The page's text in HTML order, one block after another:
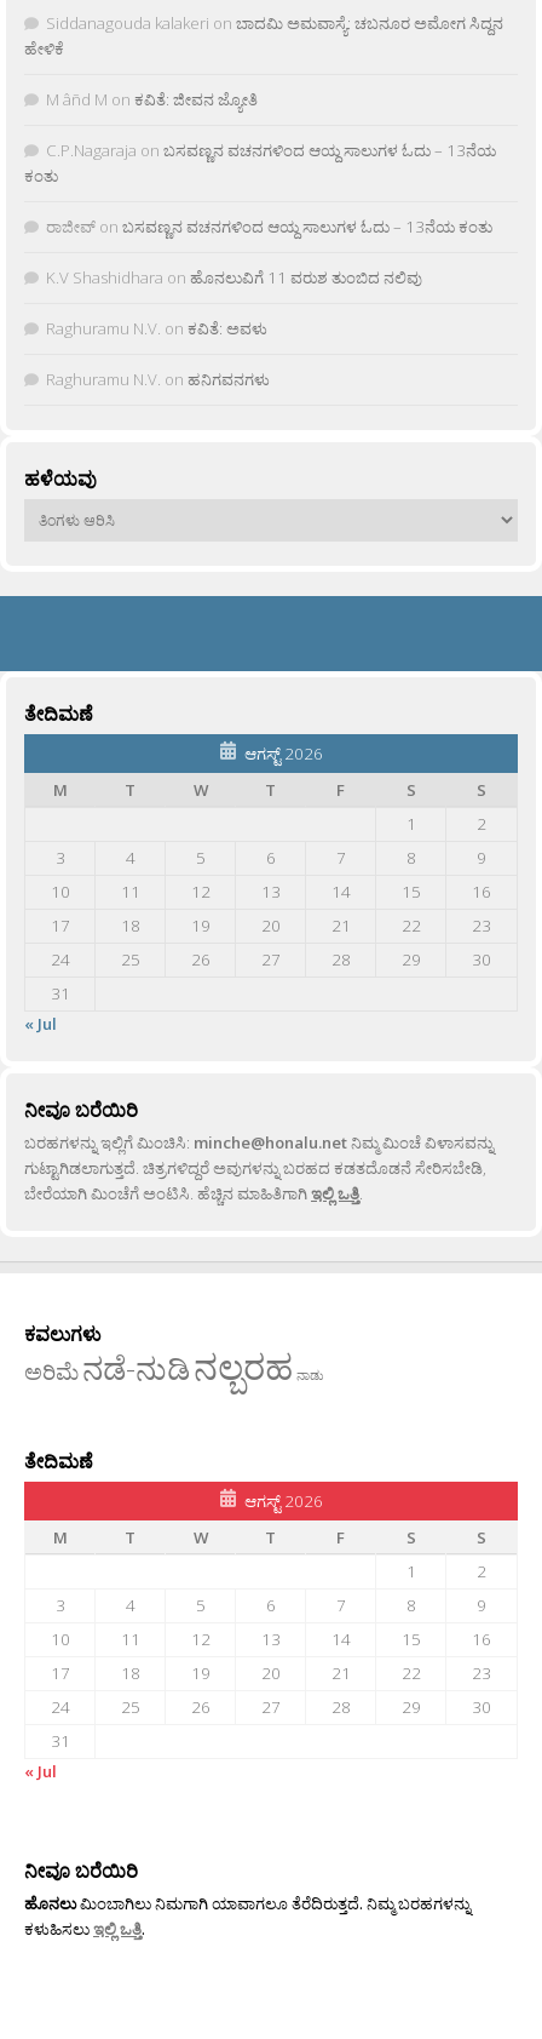
Siddanagouda kalakeri on ಬಾದಮಿ ಅಮವಾಸ್ಯೆ: ಚಬನೂರ ಅಮೋಗ ಸಿದ್ದನ
ಹೇಳಿಕೆ
M âñd M on ಕವಿತೆ: ಜೀವನ ಜ್ಯೋತಿ
C.P.Nagaraja on ಬಸವಣ್ಣನ ವಚನಗಳಿಂದ ಆಯ್ದ ಸಾಲುಗಳ ಓದು – 13ನೆಯ
ಕಂತು
ರಾಜೀವ್ on ಬಸವಣ್ಣನ ವಚನಗಳಿಂದ ಆಯ್ದ ಸಾಲುಗಳ ಓದು – 13ನೆಯ ಕಂತು
K.V Shashidhara on ಹೊನಲುವಿಗೆ 11 ವರುಶ ತುಂಬಿದ ನಲಿವು
Raghuramu N.V. on ಕವಿತೆ: ಅವಳು
Raghuramu N.V. on ಹನಿಗವನಗಳು
ಹಳೆಯವು
ಹಳೆಯವು
ತೇದಿಮಣೆ
ಆಗಸ್ಟ್ 2026
M
T W T F S
S
1
2
3
4 5 6 7 8
9
10
11 12 13 14 15
16
17
18 19 20 21 22
23
24
25 26 27 28 29
30
31
« Jul
ನೀವೂ ಬರೆಯಿರಿ
ಬರಹಗಳನ್ನು ಇಲ್ಲಿಗೆ ಮಿಂಚಿಸಿ: minche@honalu.netನಿಮ್ಮ ಮಿಂಚೆ ವಿಳಾಸವನ್ನು
ಗುಟ್ಟಾಗಿಡಲಾಗುತ್ತದೆ. ಚಿತ್ರಗಳಿದ್ದರೆ ಅವುಗಳನ್ನು ಬರಹದ ಕಡತದೊಡನೆ ಸೇರಿಸಬೇಡಿ,
ಬೇರೆಯಾಗಿ ಮಿಂಚೆಗೆ ಅಂಟಿಸಿ. ಹೆಚ್ಚಿನ ಮಾಹಿತಿಗಾಗಿಇಲ್ಲಿ ಒತ್ತಿ.
ಕವಲುಗಳು
ಅರಿಮೆನಡೆ-ನುಡಿನಲ್ಬರಹ ನಾಡು
ತೇದಿಮಣೆ
ಆಗಸ್ಟ್ 2026
M
T W T F S
S
1
2
3
4 5 6 7 8
9
10
11 12 13 14 15
16
17
18 19 20 21 22
23
24
25 26 27 28 29
30
31
« Jul
ನೀವೂ ಬರೆಯಿರಿ
ಹೊನಲುಮಿಂಬಾಗಿಲು ನಿಮಗಾಗಿ ಯಾವಾಗಲೂ ತೆರೆದಿರುತ್ತದೆ. ನಿಮ್ಮ ಬರಹಗಳನ್ನು
ಕಳುಹಿಸಲುಇಲ್ಲಿ ಒತ್ತಿ.